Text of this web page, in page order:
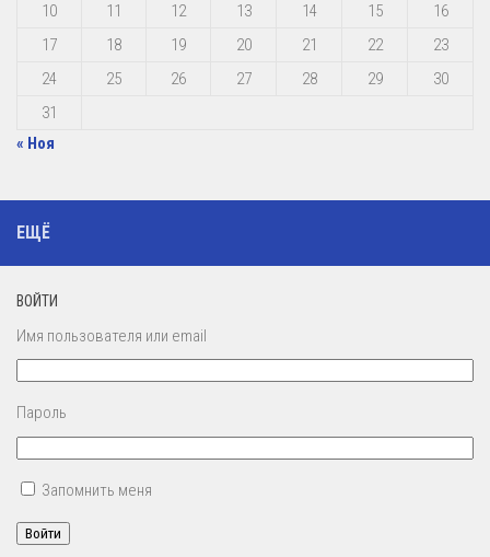
10
11 12 13 14 15
16
17
18 19 20 21 22
23
24
25 26 27 28 29
30
31
« Ноя
ЕЩЁ
ВОЙТИ
Имя пользователя или email
Пароль
Запомнить меня
Войти